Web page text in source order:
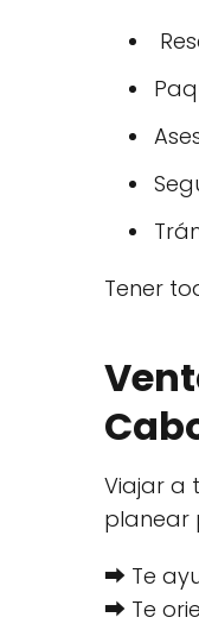
Tener
Viajar a
planear
⮕ Te
⮕ Te